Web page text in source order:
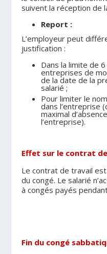
suivent la réception de
Report :
L’employeur peut
justification :
Dans la limite de
entreprises de
de la date de la
salarié ;
Pour limiter le
dans l’entreprise
maximal
l’entreprise).
Effet sur le contrat
Le contrat de travail
du congé. Le salarié
à congés payés
Fin du congé